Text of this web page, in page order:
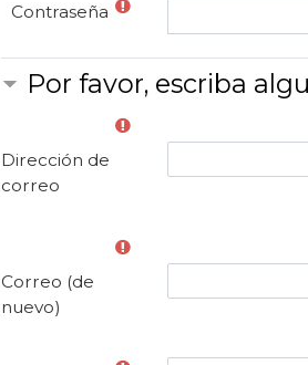
Contraseña
Por favor, escriba
Dirección de
correo
Correo (de
nuevo)